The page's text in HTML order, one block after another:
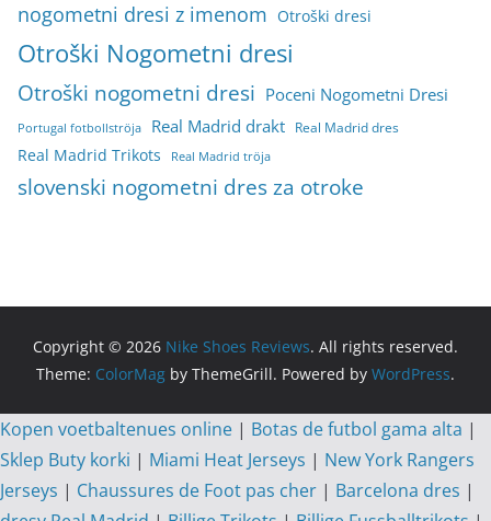
nogometni dresi z imenom Otroški dresi
Otroški Nogometni dresi
Otroški nogometni dresi Poceni Nogometni Dresi
Portugal fotbollströja Real Madrid drakt Real Madrid dres
Real Madrid Trikots Real Madrid tröja
slovenski nogometni dres za otroke
Copyright © 2026 Nike Shoes Reviews. All rights reserved.
Theme: ColorMag by ThemeGrill. Powered by WordPress.
Kopen voetbaltenues online | Botas de futbol gama alta |
Sklep Buty korki | Miami Heat Jerseys | New York Rangers
Jerseys | Chaussures de Foot pas cher | Barcelona dres |